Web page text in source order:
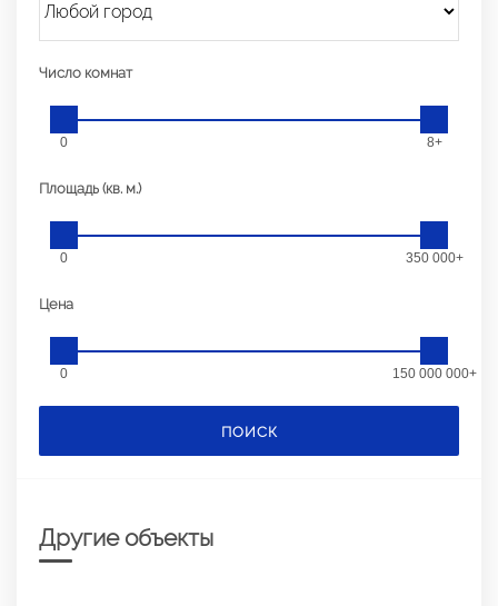
Число комнат
0 8+
Площадь (кв. м.)
0 350 000+
Цена
0 150 000 000+
ПОИСК
Другие объекты